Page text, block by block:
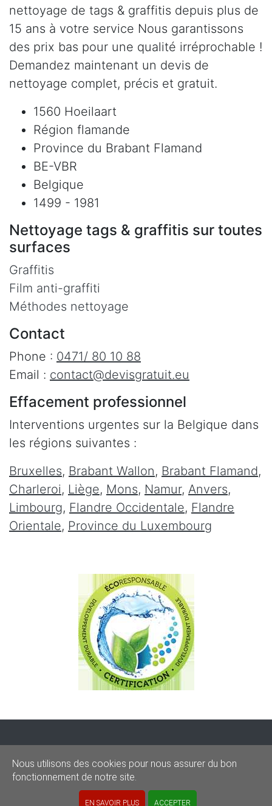
nettoyage de tags & graffitis depuis plus de
15 ans à votre service Nous garantissons
des prix bas pour une qualité irréprochable !
Demandez maintenant un devis de
nettoyage complet, précis et gratuit.
1560 Hoeilaart
Région flamande
Province du Brabant Flamand
BE-VBR
Belgique
1499 - 1981
Nettoyage tags & graffitis sur toutes
surfaces
Graffitis
Film anti-graffiti
Méthodes nettoyage
Contact
Phone : 0471/ 80 10 88
Email : contact@devisgratuit.eu
Effacement professionnel
Interventions urgentes sur la Belgique dans
les régions suivantes :
Bruxelles, Brabant Wallon, Brabant Flamand,
Charleroi, Liège, Mons, Namur, Anvers,
Limbourg, Flandre Occidentale, Flandre
Orientale, Province du Luxembourg
© 2020–2026sos-graffitis.be
Nous utilisons des cookies pour nous assurer du bon
fonctionnement de notre site.
EN SAVOIR PLUS ACCEPTER